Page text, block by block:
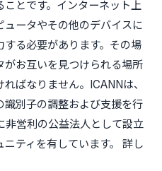
とです。インターネット上
ータやその他のデバイスに
る必要があります。その場
お互いを見つけられる場所
ばなりません。ICANNは、
別子の調整および支援を行
非営利の公益法人として設立
ティを有しています。 詳し